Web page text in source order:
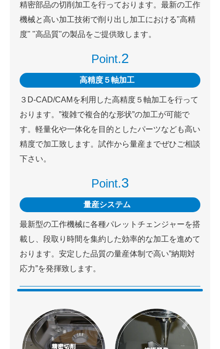
精密部品の切削加工を行っております。最新の工作
機械と高い加工技術で削り出し加工における"高精
度" "高品質"の製品をご提供致します。
高精度５軸加工
Point.2
３D-CAD/CAMを利用した高精度５軸加工を行って
おります。”複雑で複合的な形状”の加工が可能で
す。軽量化や一体化を目的としたパーツなども高い
精度で加工致します。試作から量産までぜひご相談
下さい。
量産システム
Point.3
最新型の工作機械に各種パレットチェンジャーを搭
載し、段取り時間を集約した効率的な加工を進めて
おります。安定した品質の量産体制で高い”納期対
応力”を発揮致します。